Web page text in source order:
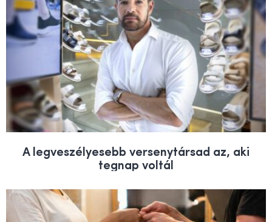
A legveszélyesebb versenytársad az, aki
tegnap voltál